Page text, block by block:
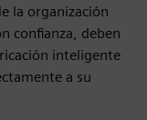
la organización
confianza, deben
inteligente
a su